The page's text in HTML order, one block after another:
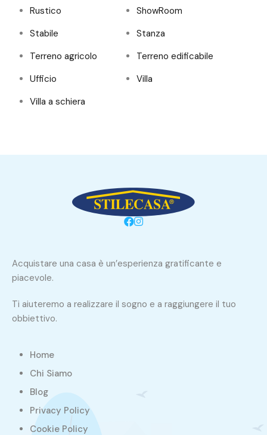
Rustico
ShowRoom
Stabile
Stanza
Terreno agricolo
Terreno edificabile
Ufficio
Villa
Villa a schiera
Acquistare una casa è un’esperienza gratificante e
piacevole.
Ti aiuteremo a realizzare il sogno e a raggiungere il tuo
obbiettivo.
Home
Chi Siamo
Blog
Privacy Policy
Cookie Policy